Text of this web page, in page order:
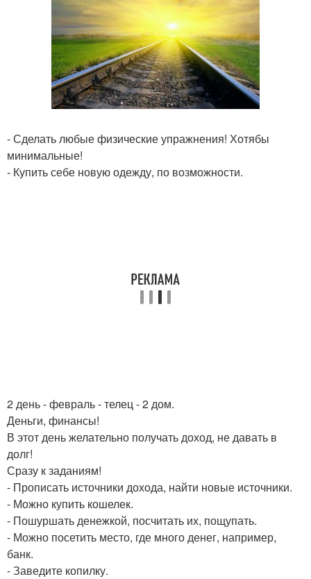
- Сделать любые физические упражнения! Хотябы
минимальные!
- Купить себе новую одежду, по возможности.
2 день - февраль - телец - 2 дом.
Деньги, финансы!
В этот день желательно получать доход, не давать в
долг!
Сразу к заданиям!
- Прописать источники дохода, найти новые источники.
- Можно купить кошелек.
- Пошуршать денежкой, посчитать их, пощупать.
- Можно посетить место, где много денег, например,
банк.
- Заведите копилку.